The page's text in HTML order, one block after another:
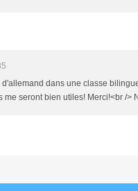
d'allemand dans une classe
me seront bien utiles! Merci!<br />